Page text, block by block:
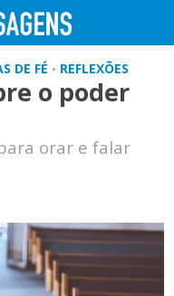
DE FÉ • REFLEXÕES
o poder
orar e falar